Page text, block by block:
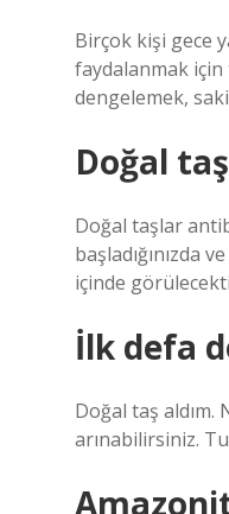
Birçok kişi gece
faydalanmak
dengelemek,
Doğal
Doğal taşlar
başladığınızda
içinde
İlk defa
Doğal taş aldım.
arınabilirsiniz.